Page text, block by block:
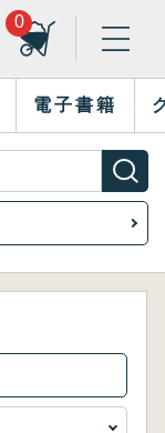
0
電子書籍